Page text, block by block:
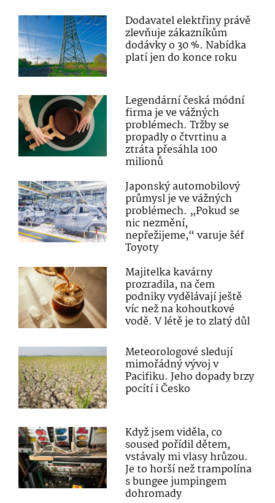
Dodavatel elektřiny právě
zlevňuje zákazníkům
dodávky o 30 %. Nabídka
platí jen do konce roku
Legendární česká módní
firma je ve vážných
problémech. Tržby se
propadly o čtvrtinu a
ztráta přesáhla 100
milionů
Japonský automobilový
průmysl je ve vážných
problémech. „Pokud se
nic nezmění,
nepřežijeme,“ varuje šéf
Toyoty
Majitelka kavárny
prozradila, na čem
podniky vydělávají ještě
víc než na kohoutkové
vodě. V létě je to zlatý důl
Meteorologové sledují
mimořádný vývoj v
Pacifiku. Jeho dopady brzy
pocítí i Česko
Když jsem viděla, co
soused pořídil dětem,
vstávaly mi vlasy hrůzou.
Je to horší než trampolína
s bungee jumpingem
dohromady